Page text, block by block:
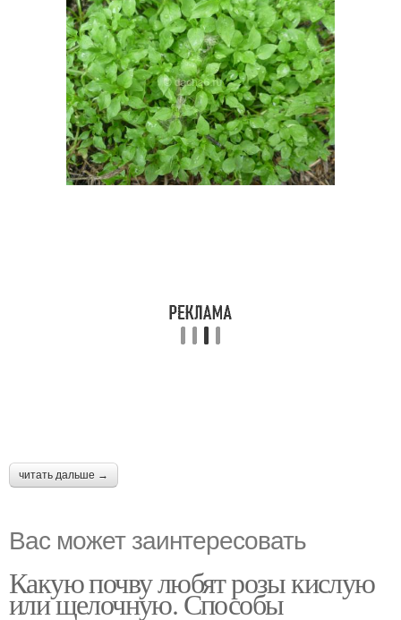
читать дальше →
Вас может заинтересовать
Какую почву любят розы кислую
или щелочную. Способы